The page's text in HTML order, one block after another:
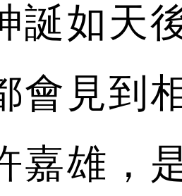
誕如天
會見到
嘉雄，